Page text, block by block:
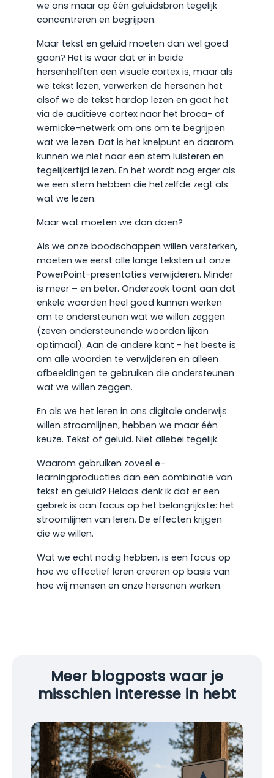
we ons maar op één geluidsbron tegelijk
concentreren en begrijpen.
Maar tekst en geluid moeten dan wel goed
gaan? Het is waar dat er in beide
hersenhelften een visuele cortex is, maar als
we tekst lezen, verwerken de hersenen het
alsof we de tekst hardop lezen en gaat het
via de auditieve cortex naar het broca- of
wernicke-netwerk om ons om te begrijpen
wat we lezen. Dat is het knelpunt en daarom
kunnen we niet naar een stem luisteren en
tegelijkertijd lezen. En het wordt nog erger als
we een stem hebben die hetzelfde zegt als
wat we lezen.
Maar wat moeten we dan doen?
Als we onze boodschappen willen versterken,
moeten we eerst alle lange teksten uit onze
PowerPoint-presentaties verwijderen. Minder
is meer – en beter. Onderzoek toont aan dat
enkele woorden heel goed kunnen werken
om te ondersteunen wat we willen zeggen
(zeven ondersteunende woorden lijken
optimaal). Aan de andere kant - het beste is
om alle woorden te verwijderen en alleen
afbeeldingen te gebruiken die ondersteunen
wat we willen zeggen.
En als we het leren in ons digitale onderwijs
willen stroomlijnen, hebben we maar één
keuze. Tekst of geluid. Niet allebei tegelijk.
Waarom gebruiken zoveel e-
learningproducties dan een combinatie van
tekst en geluid? Helaas denk ik dat er een
gebrek is aan focus op het belangrijkste: het
stroomlijnen van leren. De effecten krijgen
die we willen.
Wat we echt nodig hebben, is een focus op
hoe we effectief leren creëren op basis van
hoe wij mensen en onze hersenen werken.
Meer blogposts waar je
misschien interesse in hebt